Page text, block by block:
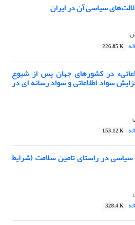
سیاسی آن در ایران
226.85 K
در کشورهای جهان پس از شیوع
سواد اطلاعاتی و سواد رسانه ای در
153.12 K
در راستای تامین سلامت (شرایط
328.4 K